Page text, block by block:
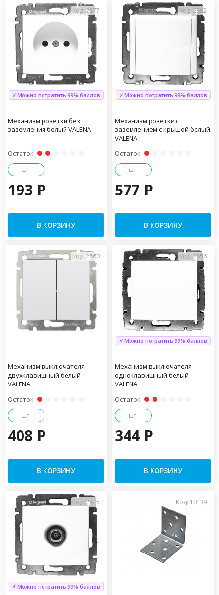
Код: 2877
⚡ Можно потратить 99% баллов
Механизм розетки без
заземления белый VALENA
Остаток
шт.
193 P
В КОРЗИНУ
Код: 2882
⚡ Можно потратить 99% баллов
Механизм розетки с
заземлением с крышой белый
VALENA
Остаток
шт.
577 P
В КОРЗИНУ
Код: 2860
Механизм выключателя
двухклавишный белый
VALENA
Остаток
шт.
408 P
В КОРЗИНУ
Код: 2856
⚡ Можно потратить 99% баллов
Механизм выключателя
одноклавишный белый
VALENA
Остаток
шт.
344 P
В КОРЗИНУ
Код: 2875
⚡ Можно потратить 99% баллов
Код: 10139